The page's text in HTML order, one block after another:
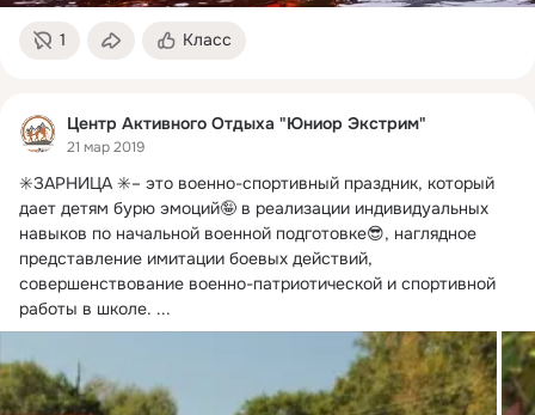
1 Класс
Центр Активного Отдыха "Юниор Экстрим"
21 мар 2019
✳️ЗАРНИЦА ✳️– это военно-спортивный праздник, который
дает детям бурю эмоций🤪 в реализации индивидуальных
навыков по начальной военной подготовке😎, наглядное
представление имитации боевых действий,
совершенствование военно-патриотической и спортивной
работы в школе. ...